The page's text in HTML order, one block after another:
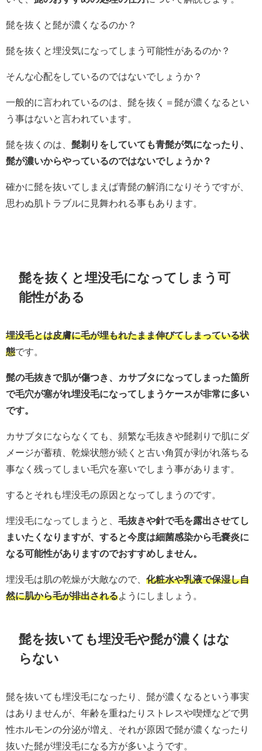
髭を抜くと髭が濃くなるのか？
髭を抜くと埋没気になってしまう可能性があるのか？
そんな心配をしているのではないでしょうか？
一般的に言われているのは、髭を抜く＝髭が濃くなるとい
う事はないと言われています。
髭を抜くのは、 髭剃りをしていても青髭が気になったり、
髭が濃いからやっているのではないでしょうか？
確かに髭を抜いてしまえば青髭の解消になりそうですが、
思わぬ肌トラブルに見舞われる事もあります。
髭を抜くと埋没毛になってしまう可
能性がある
埋没毛とは皮膚に毛が埋もれたまま伸びてしまっている状
態です。
髭の毛抜きで肌が傷つき、カサブタになってしまった箇所
で毛穴が塞がれ埋没毛になってしまうケースが非常に多い
です。
カサブタにならなくても、頻繁な毛抜きや髭剃りで肌にダ
メージが蓄積、乾燥状態が続くと古い角質が剥がれ落ちる
事なく残ってしまい毛穴を塞いでしまう事があります。
するとそれも埋没毛の原因となってしまうのです。
埋没毛になってしまうと、 毛抜きや針で毛を露出させてし
まいたくなりますが、すると今度は細菌感染から毛嚢炎に
なる可能性がありますのでおすすめしません。
埋没毛は肌の乾燥が大敵なので、 化粧水や乳液で保湿し自
然に肌から毛が排出される ようにしましょう。
髭を抜いても埋没毛や髭が濃くはな
らない
髭を抜いても埋没毛になったり、髭が濃くなるという事実
はありませんが、年齢を重ねたりストレスや喫煙などで男
性ホルモンの分泌が増え、それが原因で髭が濃くなったり
抜いた髭が埋没毛になる方が多いようです。